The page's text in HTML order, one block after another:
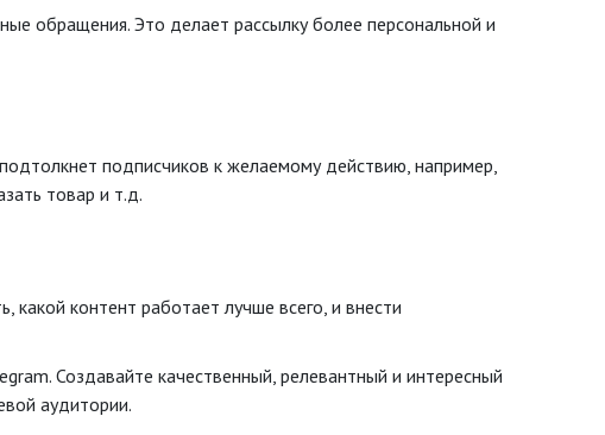
обращения. Это делает рассылку более персональной и
подписчиков к желаемому действию, например,
товар и т.д.
какой контент работает лучше всего, и внести
Создавайте качественный, релевантный и интересный
аудитории.